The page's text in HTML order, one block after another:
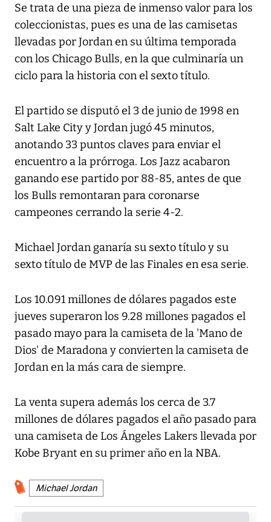
Se trata de una pieza de inmenso valor para los
coleccionistas, pues es una de las camisetas
llevadas por Jordan en su última temporada
con los Chicago Bulls, en la que culminaría un
ciclo para la historia con el sexto título.
El partido se disputó el 3 de junio de 1998 en
Salt Lake City y Jordan jugó 45 minutos,
anotando 33 puntos claves para enviar el
encuentro a la prórroga. Los Jazz acabaron
ganando ese partido por 88-85, antes de que
los Bulls remontaran para coronarse
campeones cerrando la serie 4-2.
Michael Jordan ganaría su sexto título y su
sexto título de MVP de las Finales en esa serie.
Los 10.091 millones de dólares pagados este
jueves superaron los 9.28 millones pagados el
pasado mayo para la camiseta de la 'Mano de
Dios' de Maradona y convierten la camiseta de
Jordan en la más cara de siempre.
La venta supera además los cerca de 3.7
millones de dólares pagados el año pasado para
una camiseta de Los Ángeles Lakers llevada por
Kobe Bryant en su primer año en la NBA.
Michael Jordan